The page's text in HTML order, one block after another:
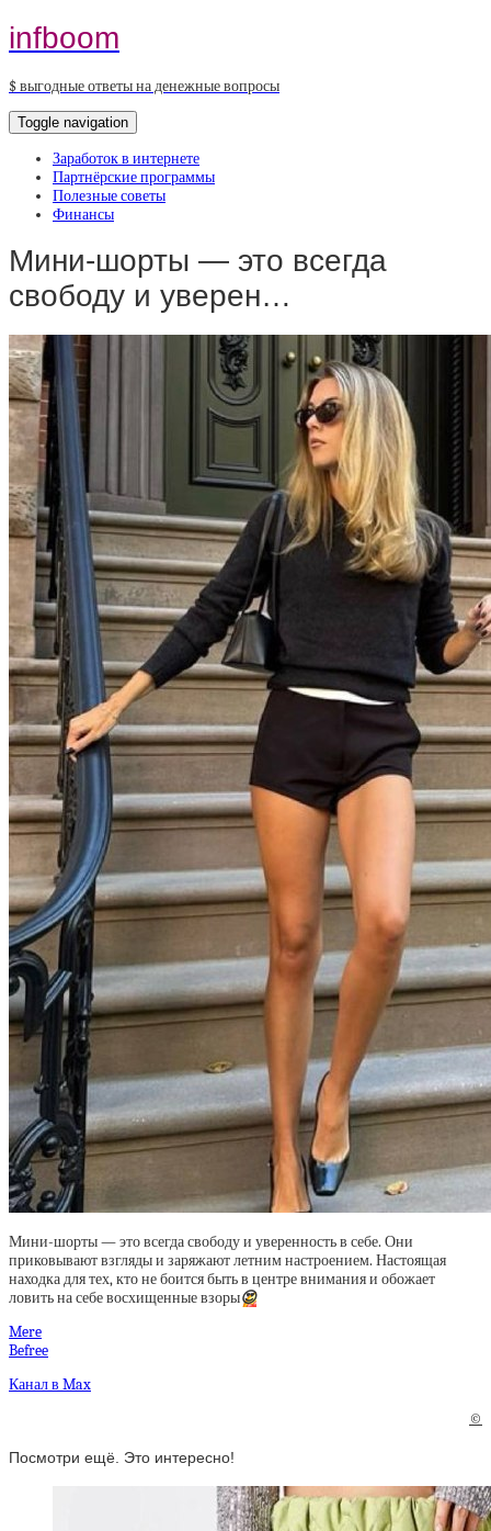
infboom
$ выгодные ответы на денежные вопросы
Toggle navigation
Заработок в интернете
Партнёрские программы
Полезные советы
Финансы
Мини-шорты — это всегда
свободу и уверен…
Мини-шорты — это всегда свободу и уверенность в себе. Они
приковывают взгляды и заряжают летним настроением. Настоящая
находка для тех, кто не боится быть в центре внимания и обожает
ловить на себе восхищенные взоры😍
Mere
Befree
Канал в Max
©
Посмотри ещё. Это интересно!